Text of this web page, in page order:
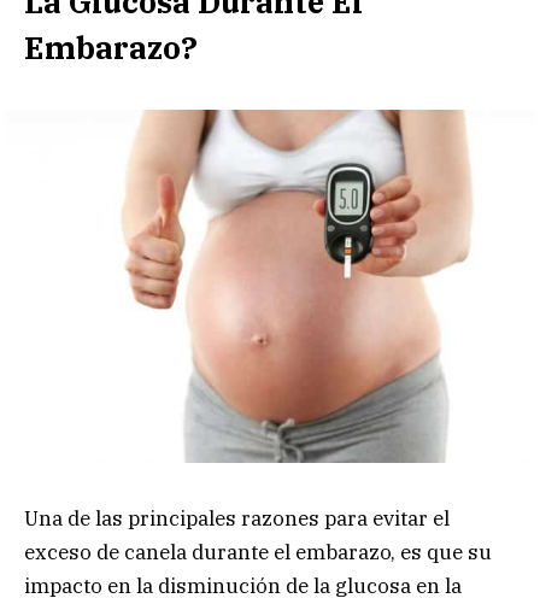
Embarazo?
Una de las principales razones para evitar el
exceso de canela durante el embarazo, es que su
impacto en la disminución de la glucosa en la